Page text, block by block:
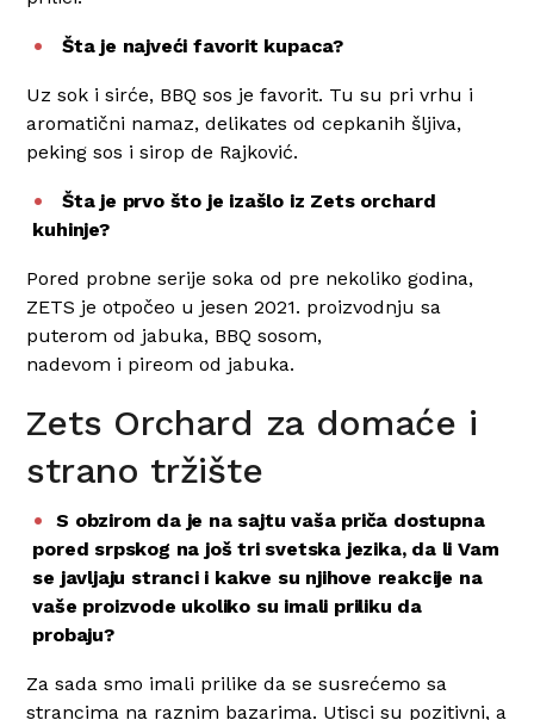
Šta je najveći favorit kupaca?
Uz sok i sirće, BBQ sos je favorit. Tu su pri vrhu i
aromatični namaz, delikates od cepkanih šljiva,
peking sos i sirop de Rajković.
Šta je prvo što je izašlo iz Zets orchard
kuhinje?
Pored probne serije soka od pre nekoliko godina,
ZETS je otpočeo u jesen 2021. proizvodnju sa
puterom od jabuka, BBQ sosom,
nadevom i pireom od jabuka.
Zets Orchard za domaće i
strano tržište
S obzirom da je na sajtu vaša priča dostupna
pored srpskog na još tri svetska jezika, da li Vam
se javljaju stranci i kakve su njihove reakcije na
vaše proizvode ukoliko su imali priliku da
probaju?
Za sada smo imali prilike da se susrećemo sa
strancima na raznim bazarima. Utisci su pozitivni, a